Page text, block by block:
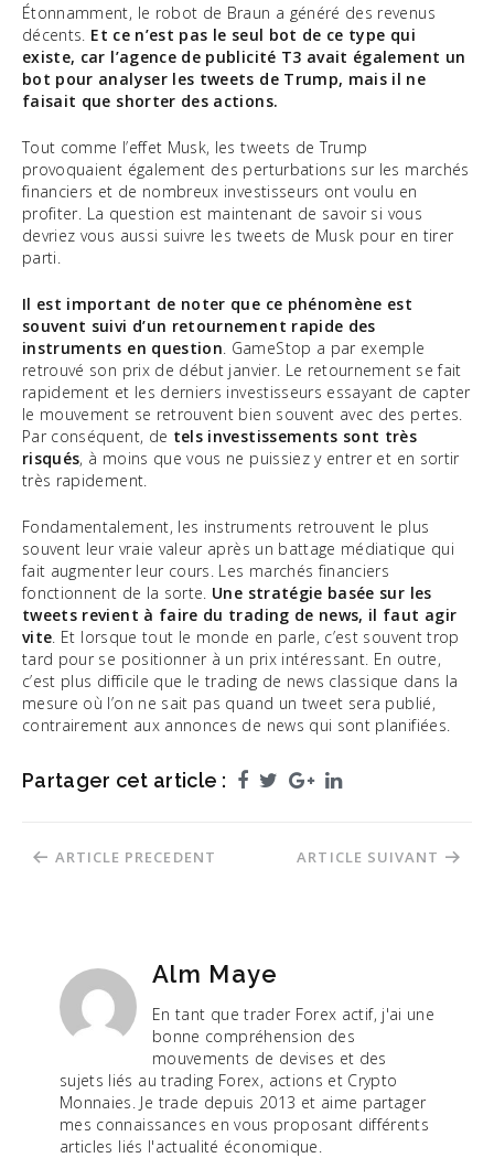
Étonnamment, le robot de Braun a généré des revenus
décents. Et ce n’est pas le seul bot de ce type qui
existe, car l’agence de publicité T3 avait également un
bot pour analyser les tweets de Trump, mais il ne
faisait que shorter des actions.
Tout comme l’effet Musk, les tweets de Trump
provoquaient également des perturbations sur les marchés
financiers et de nombreux investisseurs ont voulu en
profiter. La question est maintenant de savoir si vous
devriez vous aussi suivre les tweets de Musk pour en tirer
parti.
Il est important de noter que ce phénomène est
souvent suivi d’un retournement rapide des
instruments en question . GameStop a par exemple
retrouvé son prix de début janvier. Le retournement se fait
rapidement et les derniers investisseurs essayant de capter
le mouvement se retrouvent bien souvent avec des pertes.
Par conséquent, de tels investissements sont très
risqués, à moins que vous ne puissiez y entrer et en sortir
très rapidement.
Fondamentalement, les instruments retrouvent le plus
souvent leur vraie valeur après un battage médiatique qui
fait augmenter leur cours. Les marchés financiers
fonctionnent de la sorte. Une stratégie basée sur les
tweets revient à faire du trading de news, il faut agir
vite . Et lorsque tout le monde en parle, c’est souvent trop
tard pour se positionner à un prix intéressant. En outre,
c’est plus difficile que le trading de news classique dans la
mesure où l’on ne sait pas quand un tweet sera publié,
contrairement aux annonces de news qui sont planifiées.
Partager cet article : Facebook
TwitterGoogle+LinkedIn
Navigation
ARTICLE PRECEDENT ARTICLE SUIVANT
Alm Maye
En tant que trader Forex actif, j'ai une
bonne compréhension des
mouvements de devises et des
sujets liés au trading Forex, actions et Crypto
Monnaies. Je trade depuis 2013 et aime partager
mes connaissances en vous proposant différents
articles liés l'actualité économique.